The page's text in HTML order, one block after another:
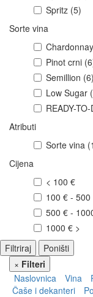
Spritz (5)
Sorte vina
Chardonnay
Pinot crni
Semillion (6)
Low Sugar
READY-
Atributi
Sorte vina
Cijena
< 100 €
100 € - 500
500 € -
1000 € >
Filtriraj
Poništi
× Filteri
Naslovnica
Vina
Čaše i dekanteri